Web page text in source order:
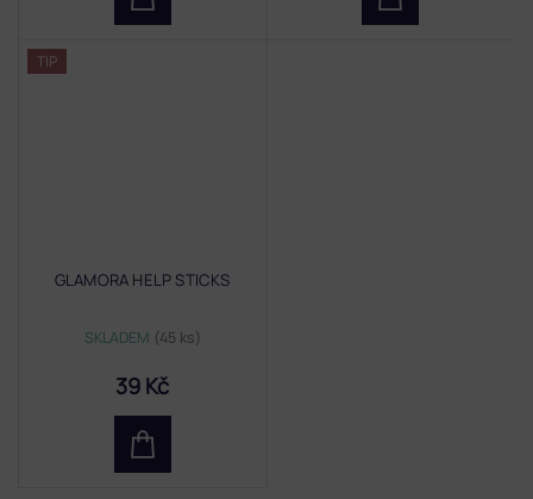
TIP
GLAMORA HELP STICKS
SKLADEM (45 ks)
39 Kč